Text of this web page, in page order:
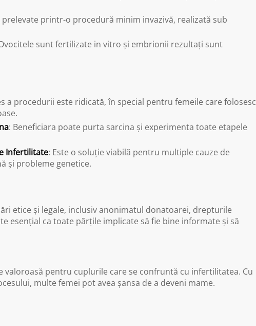
prelevate printr-o procedură minim invazivă, realizată sub
sunt fertilizate in vitro și embrionii rezultați sunt
a procedurii este ridicată, în special pentru femeile care folosesc
: Beneficiara poate purta sarcina și experimenta toate etapele
Infertilitate: Este o soluție viabilă pentru multiple cauze de
și probleme genetice.
etice și legale, inclusiv anonimatul donatoarei, drepturile
esențial ca toate părțile implicate să fie bine informate și să
pentru cuplurile care se confruntă cu infertilitatea. Cu
multe femei pot avea șansa de a deveni mame.